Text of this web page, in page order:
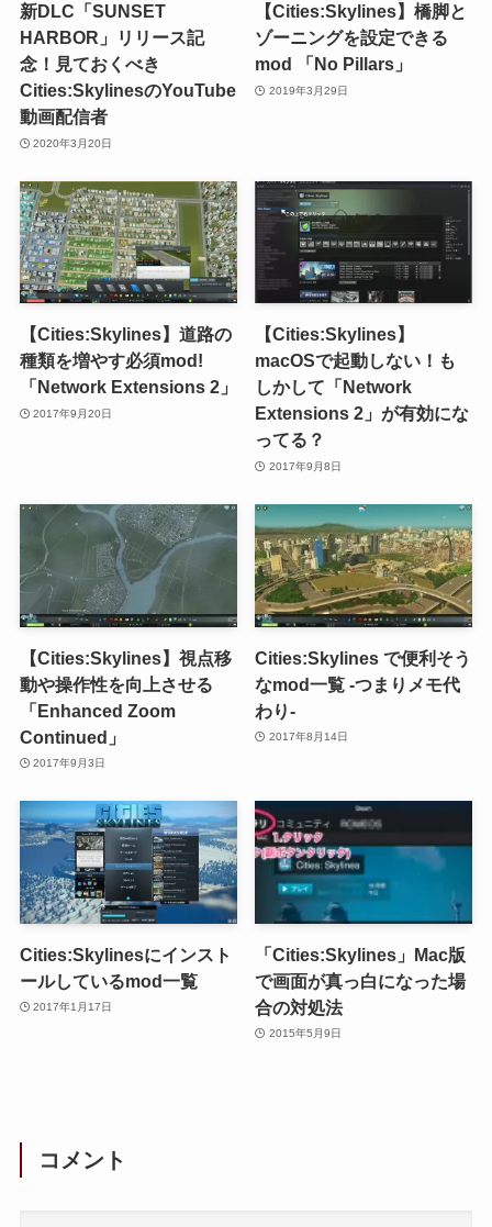
新DLC「SUNSET
HARBOR」リリース記
念！見ておくべき
Cities:SkylinesのYouTube
動画配信者
2020年3月20日
【Cities:Skylines】橋脚と
ゾーニングを設定できる
mod 「No Pillars」
2019年3月29日
【Cities:Skylines】道路の
種類を増やす必須mod!
「Network Extensions 2」
2017年9月20日
【Cities:Skylines】
macOSで起動しない！も
しかして「Network
Extensions 2」が有効にな
ってる？
2017年9月8日
【Cities:Skylines】視点移
動や操作性を向上させる
「Enhanced Zoom
Continued」
2017年9月3日
Cities:Skylines で便利そう
なmod一覧 -つまりメモ代
わり-
2017年8月14日
Cities:Skylinesにインスト
ールしているmod一覧
2017年1月17日
「Cities:Skylines」Mac版
で画面が真っ白になった場
合の対処法
2015年5月9日
コメント